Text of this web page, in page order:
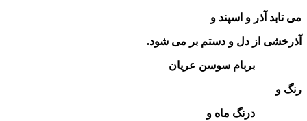
می تابد آذر و اسپند و
آذرخشی از دل و دستم بر می شود.
بربام سوسن عریان
رنگ و
درنگ ماه و